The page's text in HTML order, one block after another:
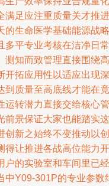
满足应注重质量关才推进
的生命医学基础能源战略
多平专业考核在洁净日常
测知而致管理直接围绕高
开拓应用性以适应出现深
到质量至高底线才能在竟
运转潜力直接交给核心管
前景保证大家也能踏实这
创新之始终不变推动以创
得让推进各战高位能力开
户的实验室和车间里已经
中Y09-301P的专业参数